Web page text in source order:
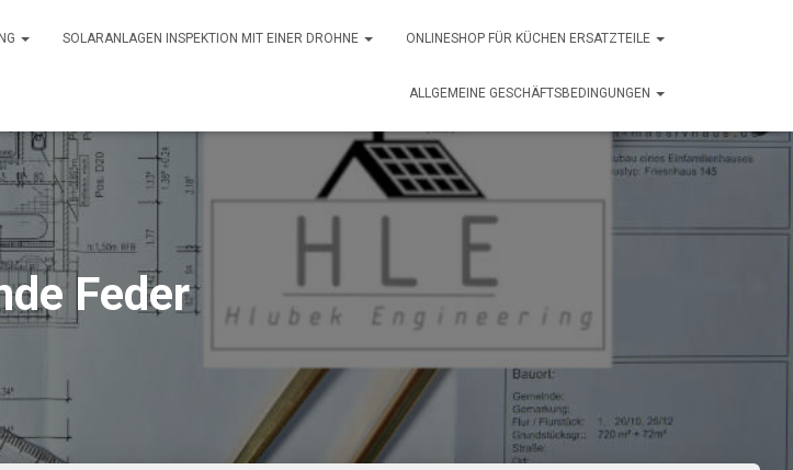
SOLARANLAGEN INSPEKTION MIT EINER DROHNE ONLINESHOP FÜR KÜCHEN ERSATZTEILE
ALLGEMEINE GESCHÄFTSBEDINGUNGEN
Feder